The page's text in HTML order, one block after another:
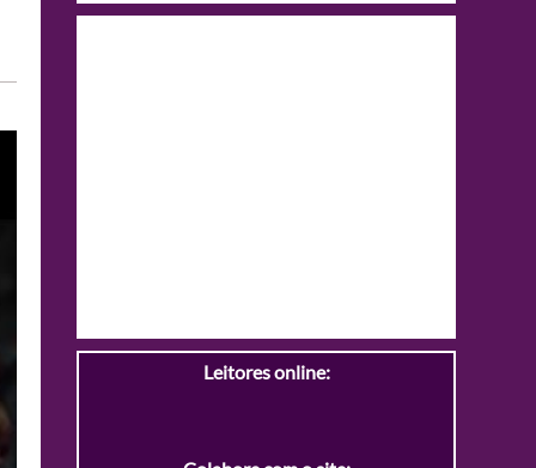
Leitores online: